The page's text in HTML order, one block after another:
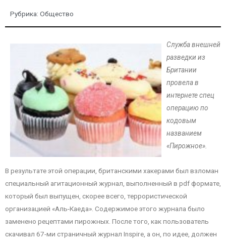
Рубрика: Общество
Служба внешней
разведки из
Британии
провела в
интернете спец
операцию по
кодовым
названием
«Пирожное».
В результате этой операции, британскими хакерами был взломан
специальный агитационный журнал, выполненный в pdf формате,
который был выпущен, скорее всего, террористической
организацией «Аль-Каеда». Содержимое этого журнала было
заменено рецептами пирожных. После того, как пользователь
скачивал 67-ми страничный журнал Inspire, а он, по идее, должен